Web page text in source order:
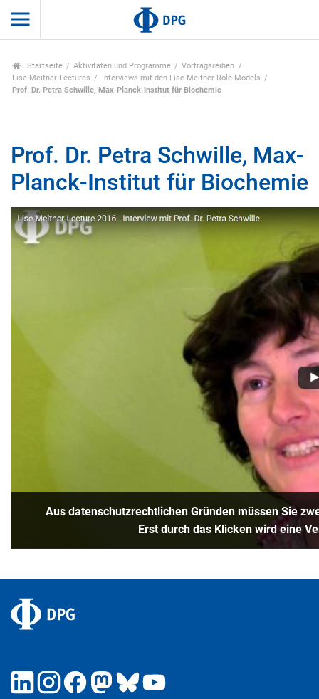
Startseite Aktivitäten und Programme
Vortragsreihen
Lise-Meitner-Lectures
Interviews mit den Lise Meitner Role Models
Prof. Dr. Petra Schwille, Max-Planck-Institut für Biochemie
Prof. Dr. Petra Schwille, Max-
Planck-Institut für Biochemie
Aus datenschutzrechtlichen Gründen müssen Sie
Erst durch das Klicken wird eine